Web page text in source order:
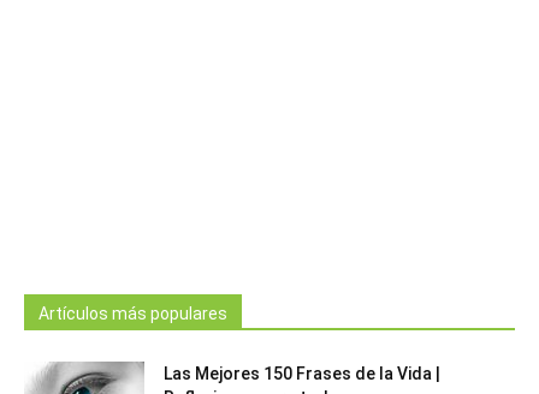
Artículos más populares
Las Mejores 150 Frases de la Vida |